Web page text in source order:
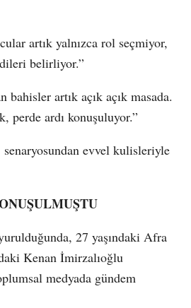
artık yalnızca rol seçmiyor,
belirliyor.”
bahisler artık açık açık masada.
perde ardı konuşuluyor.”
evvel kulisleriyle
27 yaşındaki Afra
Kenan İmirzalıoğlu
medyada gündem